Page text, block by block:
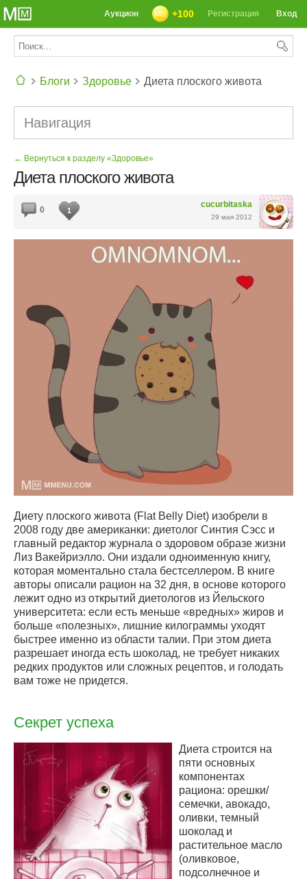
СЕГОДНЯ: 39142 РЕЦЕПТА
Вход
Регистрация
+100
Аукцион
Блоги Здоровье Диета плоского живота
Навигация
← Вернуться к разделу «Здоровье»
Диета плоского живота
cucurbitaska
29 мая 2012
0 1
Диету плоского живота (Flat Belly Diet) изобрели в
2008 году две американки: диетолог Синтия Сэсс и
главный редактор журнала о здоровом образе жизни
Лиз Вакейриэлло. Они издали одноименную книгу,
которая моментально стала бестселлером. В книге
авторы описали рацион на 32 дня, в основе которого
лежит одно из открытий диетологов из Йельского
университета: если есть меньше «вредных» жиров и
больше «полезных», лишние килограммы уходят
быстрее именно из области талии. При этом диета
разрешает иногда есть шоколад, не требует никаких
редких продуктов или сложных рецептов, и голодать
вам тоже не придется.
Секрет успеха
Диета строится на
пяти основных
компонентах
рациона: орешки/
семечки, авокадо,
оливки, темный
шоколад и
растительное масло
(оливковое,
подсолнечное и